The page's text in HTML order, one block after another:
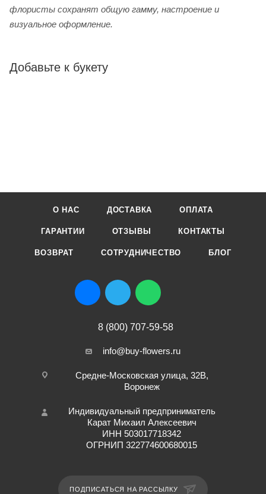
флористы сохранят общую гамму, настроение и
визуальное оформление.
Добавьте к букету
О НАС ДОСТАВКА ОПЛАТА
ГАРАНТИИ ОТЗЫВЫ КОНТАКТЫ
ВОЗВРАТ СОТРУДНИЧЕСТВО БЛОГ
8 (800) 707-59-58
info@buy-flowers.ru
Средне-Московская улица, 32В,
Воронеж
Индивидуальный предприниматель
Карат Михаил Алексеевич
ИНН 503017718342
ОГРНИП 322774600680015
ПОДПИСАТЬСЯ НА РАССЫЛКУ